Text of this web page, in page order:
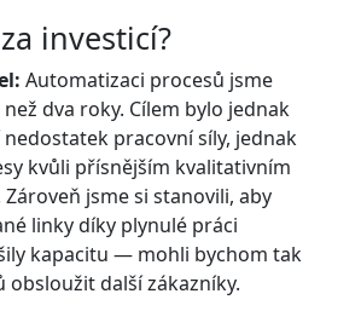
investicí?
Automatizaci procesů jsme
dva roky. Cílem bylo jednak
pracovní síly, jednak
kvůli přísnějším kvalitativním
jsme si stanovili, aby
linky díky plynulé práci
kapacitu — mohli bychom tak
obsloužit další zákazníky.